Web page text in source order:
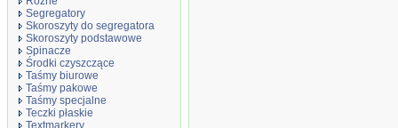
Segregatory
Skoroszyty do segregatora
Skoroszyty podstawowe
Spinacze
Środki czyszczące
Taśmy biurowe
Taśmy pakowe
Taśmy specjalne
Teczki płaskie
Textmarkery